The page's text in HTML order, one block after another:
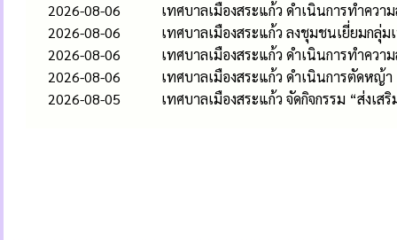
2026-08-06
เทศบาลเมืองสระแก้ว ดำเนินการทำควา
2026-08-06
เทศบาลเมืองสระแก้ว ลงชุมชนเยี่ยมกลุ่ม
2026-08-06
เทศบาลเมืองสระแก้ว ดำเนินการทำควา
2026-08-06
เทศบาลเมืองสระแก้ว ดำเนินการตัดหญ้า
2026-08-05
เทศบาลเมืองสระแก้ว จัดกิจกรรม “ส่งเ